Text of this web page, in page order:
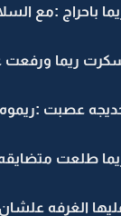
باحراج :مع
ريما ورفعت
عصبت
طلعت متضايقه
الغرفه